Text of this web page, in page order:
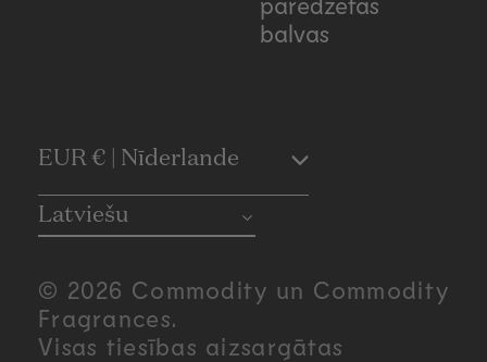
balvas
C
o
u
n
EUR € | Nīderlande
Latviešu
© 2026 Commodity un Commodity
Fragrances.
Visas tiesības aizsargātas